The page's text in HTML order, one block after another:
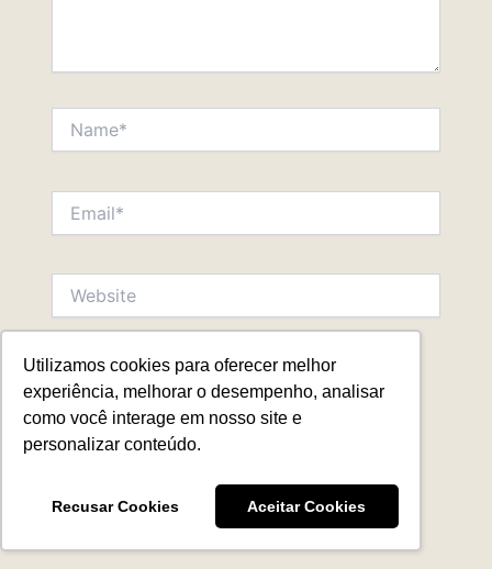
Utilizamos cookies para oferecer melhor
experiência, melhorar o desempenho, analisar
como você interage em nosso site e
personalizar conteúdo.
Recusar Cookies Aceitar Cookies
Salvar meus dados neste navegador para a
próxima vez que eu comentar.